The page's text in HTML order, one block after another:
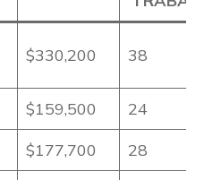
$330,200 38
$159,500
24
$177,700
28